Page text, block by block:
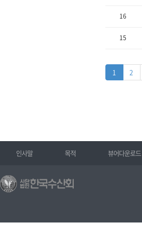
16
15
1 2
인사말 목적 뷰어다운로드